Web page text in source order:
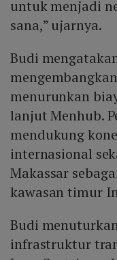
untuk menjadi
sana,” ujarnya.
Budi
menurunkan
lanjut Menhub.
mendukung
internasional
Makassar
kawasan timur
Budi
infrastruktur